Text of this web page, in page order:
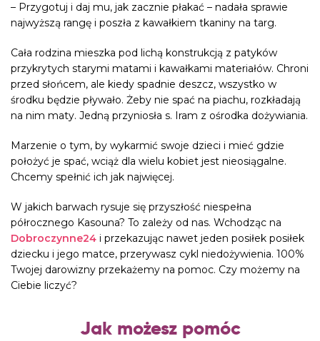
– Przygotuj i daj mu, jak zacznie płakać – nadała sprawie
najwyższą rangę i poszła z kawałkiem tkaniny na targ.
Cała rodzina mieszka pod lichą konstrukcją z patyków
przykrytych starymi matami i kawałkami materiałów. Chroni
przed słońcem, ale kiedy spadnie deszcz, wszystko w
środku będzie pływało. Żeby nie spać na piachu, rozkładają
na nim maty. Jedną przyniosła s. Iram z ośrodka dożywiania.
Marzenie o tym, by wykarmić swoje dzieci i mieć gdzie
położyć je spać, wciąż dla wielu kobiet jest nieosiągalne.
Chcemy spełnić ich jak najwięcej.
W jakich barwach rysuje się przyszłość niespełna
półrocznego Kasouna? To zależy od nas. Wchodząc na
Dobroczynne24 i przekazując nawet jeden posiłek posiłek
dziecku i jego matce, przerywasz cykl niedożywienia. 100%
Twojej darowizny przekażemy na pomoc. Czy możemy na
Ciebie liczyć?
Jak możesz pomóc